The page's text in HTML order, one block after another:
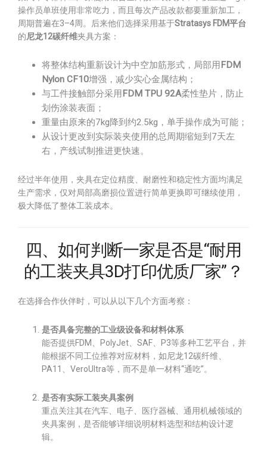
操作员单班使用非常吃力，而且每次产品改款都要重新加工，
周期普遍在3–4周。后来他们选择采用基于Stratasys FDM平台
的尼龙12碳纤维夹具方案：
将整体结构重新设计为中空加筋形式，局部用 FDM
Nylon CF10增强，减少实心金属结构；
与工件接触部分采用 FDM TPU 92A柔性垫片，防止
划伤涂装表面；
重量由原来的7kg降到约2.5kg，单手操作成为可能；
从设计更改到实际装夹使用的总周期缩短到7天左
右，产线试制推进更快速。
经过半年使用，夹具在定位精度、耐磨性和稳定性方面均满足
生产需求，仅对局部高磨损位置进行简单更换即可继续使用，
极大降低了整体工装成本。
四、如何判断一家是否是“耐用
的工装夹具3D打印优质厂家”？
在选择合作伙伴时，可以从以下几个方面考察：
是否具备完整的工业级设备和材料体系
能否提供FDM、PolyJet、SAF、P3等多种工艺平台，并
能根据不同工位推荐对应材料，如尼龙12碳纤维、
PA11、VeroUltra等，而不是单一材料“通吃”。
是否有实际工装夹具案例
重点关注其在汽车、电子、医疗器械、通用机械领域的
夹具案例，是否能够详细说明材料选型和结构设计逻
辑。